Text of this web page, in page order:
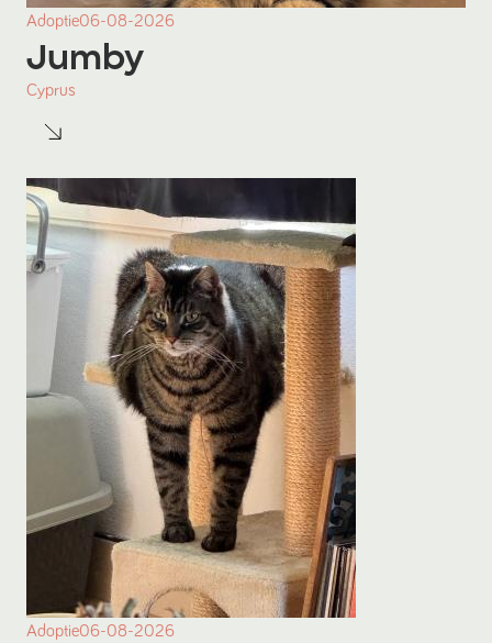
Adoptie06-08-2026
Jumby
Cyprus
Adoptie06-08-2026